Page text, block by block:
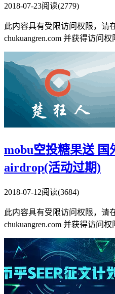
2018-07-23阅读(2779)
此内容具有受限访问权限，请
chukuangren.com 并获得访问权
mobu空投糖果送 国
airdrop(活动过期)
2018-07-12阅读(3684)
此内容具有受限访问权限，请
chukuangren.com 并获得访问权